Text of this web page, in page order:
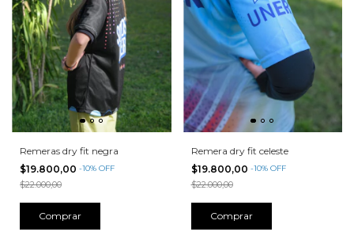
Remeras dry fit negra
$19.800,00 -10% OFF
$22.000,00
Comprar
Remera dry fit celeste
$19.800,00 -10% OFF
$22.000,00
Comprar